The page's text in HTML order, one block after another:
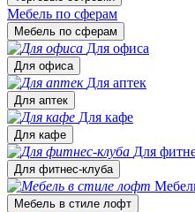
Мебель по сферам
Мебель по сферам
Для офиса
Для офиса
Для аптек
Для аптек
Для кафе
Для кафе
Для
Для фитнес-клуба
Мебель в стиле лофт